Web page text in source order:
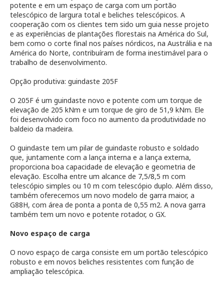
potente e em um espaço de carga com um portão
telescópico de largura total e beliches telescópicos. A
cooperação com os clientes tem sido um guia nesse projeto
e as experiências de plantações florestais na América do Sul,
bem como o corte final nos países nórdicos, na Austrália e na
América do Norte, contribuíram de forma inestimável para o
trabalho de desenvolvimento.
Opção produtiva: guindaste 205F
O 205F é um guindaste novo e potente com um torque de
elevação de 205 kNm e um torque de giro de 51,9 kNm. Ele
foi desenvolvido com foco no aumento da produtividade no
baldeio da madeira.
O guindaste tem um pilar de guindaste robusto e soldado
que, juntamente com a lança interna e a lança externa,
proporciona boa capacidade de elevação e geometria de
elevação. Escolha entre um alcance de 7,5/8,5 m com
telescópio simples ou 10 m com telescópio duplo. Além disso,
também oferecemos um novo modelo de garra maior, a
G88H, com área de ponta a ponta de 0,55 m2. A nova garra
também tem um novo e potente rotador, o GX.
Novo espaço de carga
O novo espaço de carga consiste em um portão telescópico
robusto e em novos beliches resistentes com função de
ampliação telescópica.